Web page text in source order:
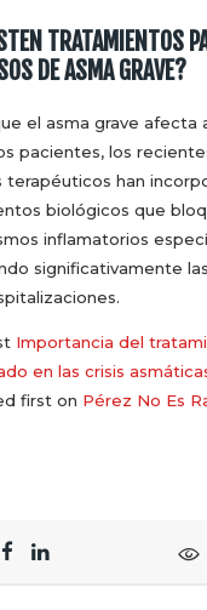
TRATAMIENTOS
DE ASMA GRAVE?
el asma grave afecta
pacientes, los
terapéuticos han
biológicos que
inflamatorios
significativamente
Importancia del
en las crisis
first on Pérez No Es